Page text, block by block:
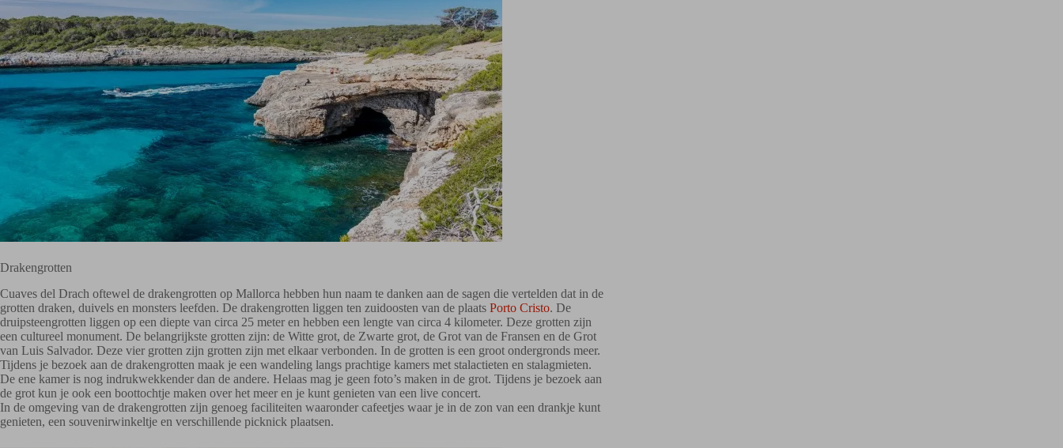
Drakengrotten
Cuaves del Drach oftewel de drakengrotten op Mallorca hebben hun naam te danken aan de sagen die vertelden dat in de
grotten draken, duivels en monsters leefden. De drakengrotten liggen ten zuidoosten van de plaats Porto Cristo. De
druipsteengrotten liggen op een diepte van circa 25 meter en hebben een lengte van circa 4 kilometer. Deze grotten zijn
een cultureel monument. De belangrijkste grotten zijn: de Witte grot, de Zwarte grot, de Grot van de Fransen en de Grot
van Luis Salvador. Deze vier grotten zijn grotten zijn met elkaar verbonden. In de grotten is een groot ondergronds meer.
Tijdens je bezoek aan de drakengrotten maak je een wandeling langs prachtige kamers met stalactieten en stalagmieten.
De ene kamer is nog indrukwekkender dan de andere. Helaas mag je geen foto’s maken in de grot. Tijdens je bezoek aan
de grot kun je ook een boottochtje maken over het meer en je kunt genieten van een live concert.
In de omgeving van de drakengrotten zijn genoeg faciliteiten waaronder cafeetjes waar je in de zon van een drankje kunt
genieten, een souvenirwinkeltje en verschillende picknick plaatsen.